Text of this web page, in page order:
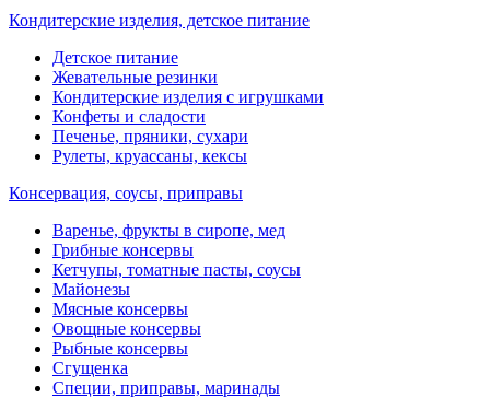
Кондитерские изделия, детское питание
Детское питание
Жевательные резинки
Кондитерские изделия с игрушками
Конфеты и сладости
Печенье, пряники, сухари
Рулеты, круассаны, кексы
Консервация, соусы, приправы
Варенье, фрукты в сиропе, мед
Грибные консервы
Кетчупы, томатные пасты, соусы
Майонезы
Мясные консервы
Овощные консервы
Рыбные консервы
Сгущенка
Специи, приправы, маринады